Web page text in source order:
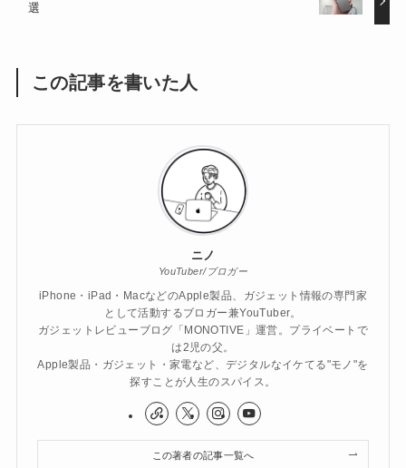
選
この記事を書いた人
ニノ
YouTuber/ブロガー
iPhone・iPad・MacなどのApple製品、ガジェット情報の専門家
として活動するブロガー兼YouTuber。
ガジェットレビューブログ「MONOTIVE」運営。プライベートで
は2児の父。
Apple製品・ガジェット・家電など、デジタルなイケてる"モノ"を
探すことが人生のスパイス。
この著者の記事一覧へ